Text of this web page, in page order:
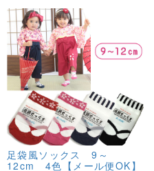
足袋風ソックス 9～
12cm 4色【メール便OK】